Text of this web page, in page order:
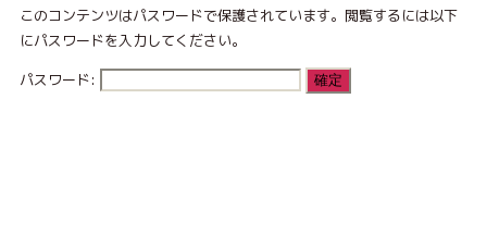
このコンテンツはパスワードで保護されています。閲覧するには以下
にパスワードを入力してください。
パスワード: